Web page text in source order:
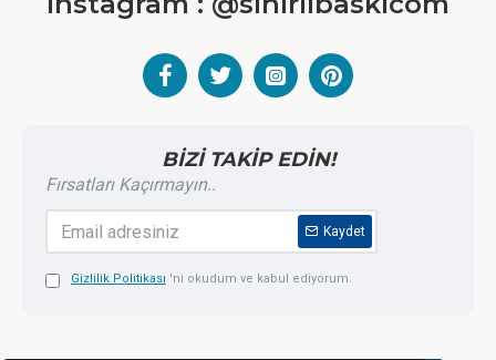
BİZİ TAKİP EDİN!
Fırsatları Kaçırmayın..
Kaydet
Gizlilik Politikası 'ni okudum ve kabul ediyorum.